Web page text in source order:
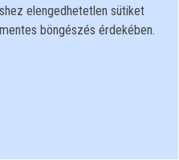
for Applied Systems Analysis
Advisory Council (EASAC)
to help tackle the
much burden will be placed
and production
climate system over
should we expect
elengedhetetlen sütiket
böngészés érdekében.